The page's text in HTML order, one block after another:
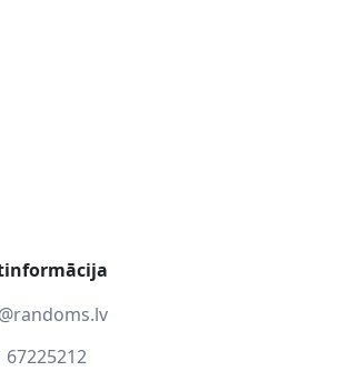
67225212